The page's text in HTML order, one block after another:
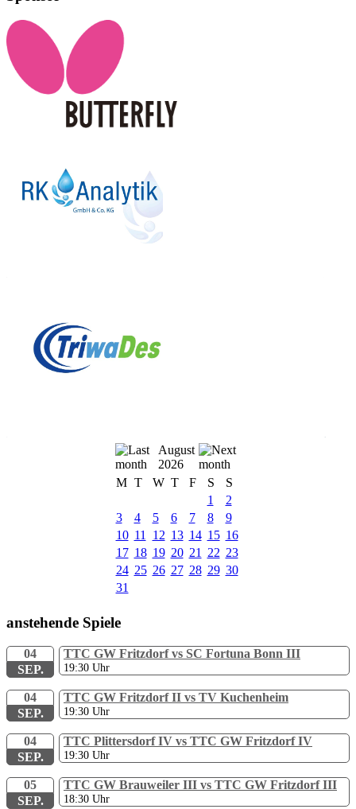
August
2026
M T W T F S
S
1
2
3
4 5 6 7 8
9
10 11 12 13 14 15 16
17 18 19 20 21 22 23
24 25 26 27 28 29 30
31
anstehende Spiele
04
SEP.
TTC GW Fritzdorf vs SC Fortuna Bonn III
19:30 Uhr
04
SEP.
TTC GW Fritzdorf II vs TV Kuchenheim
19:30 Uhr
04
SEP.
TTC Plittersdorf IV vs TTC GW Fritzdorf IV
19:30 Uhr
05
SEP.
TTC GW Brauweiler III vs TTC GW Fritzdorf III
18:30 Uhr